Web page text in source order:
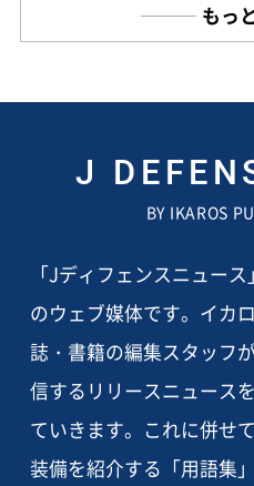
もっ
J
BY IKAROS
「Jディフェンスニュー
のウェブ媒体です。イカ
誌・書籍の編集スタッフ
信するリリースニュース
ていきます。これに併せ
装備を紹介する「用語集